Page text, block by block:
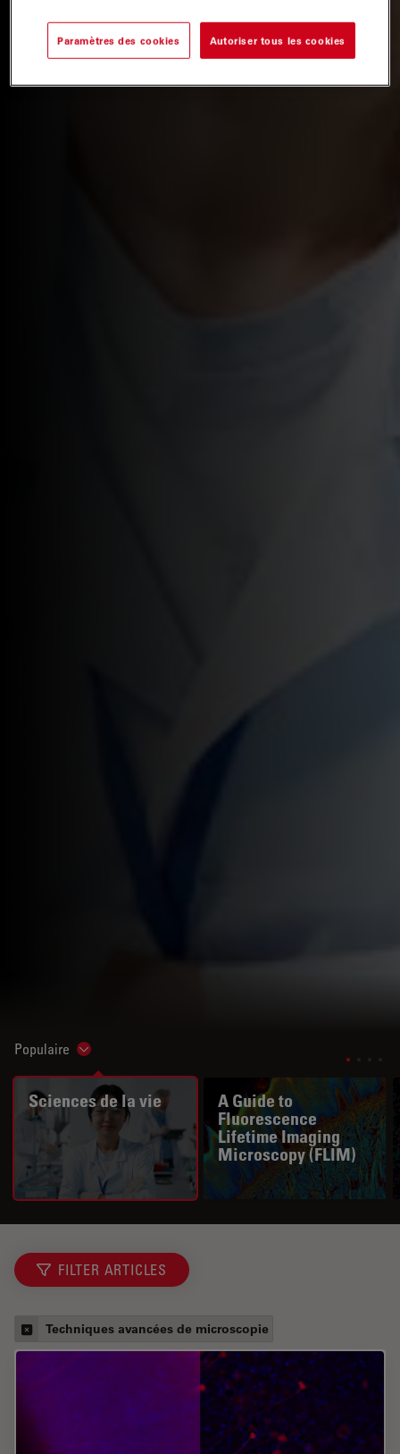
Populaire Show subnavigation
Sciences de la vie
A Guide to
Fluorescence
Lifetime Imaging
Microscopy (FLIM)
FILTER ARTICLES
Techniques avancées de microscopie
Paramètres des cookies Autoriser tous les cookies